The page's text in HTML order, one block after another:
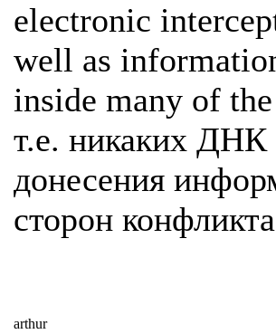
electronic
well as
inside many of
т.е. никаких
донесения
сторон
arthur